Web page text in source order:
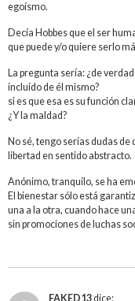
egoísmo.
Decía Hobbes que el ser
que puede y/o quiere serlo
La pregunta sería: ¿de
incluido de él mismo?
si es que esa es su función
¿Y la maldad?
No sé, tengo serías dudas
libertad en sentido abstracto.
Anónimo, tranquilo, se ha
El bienestar sólo está
una a la otra, cuando hace
sin promociones de luchas
FAKED13dice: